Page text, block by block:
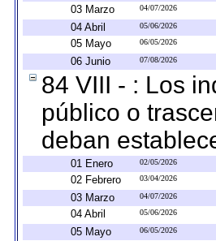
03 Marzo 04/07/2026
04 Abril 05/06/2026
05 Mayo 06/05/2026
06 Junio 07/08/2026
84 VIII - : Los
público o
deban
01 Enero 02/05/2026
02 Febrero 03/04/2026
03 Marzo 04/07/2026
04 Abril 05/06/2026
05 Mayo 06/05/2026